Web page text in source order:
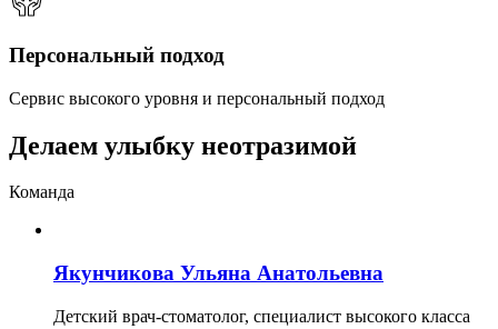
Персональный подход
Сервис высокого уровня и персональный подход
Делаем улыбку неотразимой
Команда
Якунчикова Ульяна Анатольевна
Детский врач-стоматолог, специалист высокого класса